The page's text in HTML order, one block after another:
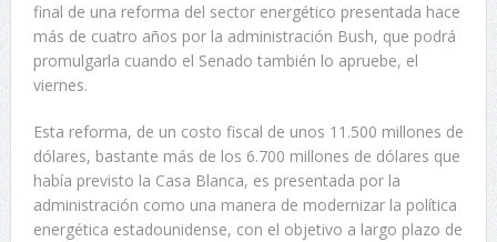
final de una reforma del sector energético presentada hace
más de cuatro años por la administración Bush, que podrá
promulgarla cuando el Senado también lo apruebe, el
viernes.
Esta reforma, de un costo fiscal de unos 11.500 millones de
dólares, bastante más de los 6.700 millones de dólares que
había previsto la Casa Blanca, es presentada por la
administración como una manera de modernizar la política
energética estadounidense, con el objetivo a largo plazo de